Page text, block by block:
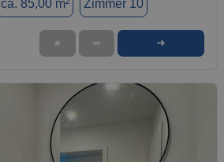
ca. 85,00 m² Zimmer 10
★ ➦ ➜